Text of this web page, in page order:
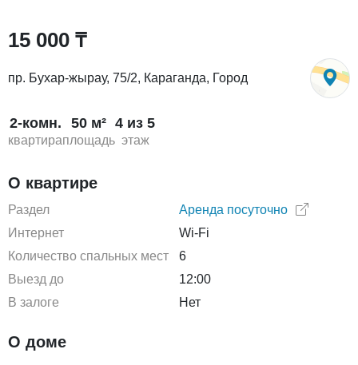
15 000 ₸
пр. Бухар-жырау, 75/2, Караганда, Город
2-комн.
квартира
50 м²
площадь
4 из 5
этаж
О квартире
Раздел
Аренда посуточно
Интернет
Wi-Fi
Количество спальных мест
6
Выезд до
12:00
В залоге
Нет
О доме